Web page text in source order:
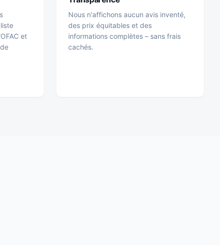
et
Nous n'affichons aucun avis inventé,
des prix équitables et des
informations complètes – sans frais
cachés.